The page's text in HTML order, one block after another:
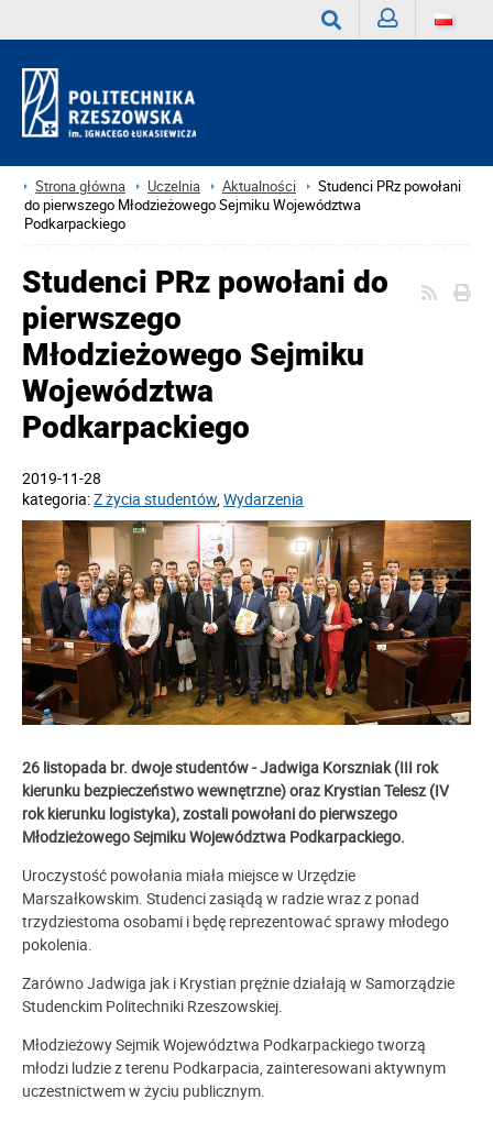
Strona główna Uczelnia Aktualności
Studenci PRz powołani
do pierwszego Młodzieżowego Sejmiku Województwa
Podkarpackiego
Studenci PRz powołani do
pierwszego
Młodzieżowego Sejmiku
Województwa
Podkarpackiego
2019-11-28
kategoria:Z życia studentów,Wydarzenia
26 listopada br. dwoje studentów - Jadwiga Korszniak (III rok
kierunku bezpieczeństwo wewnętrzne) oraz Krystian Telesz (IV
rok kierunku logistyka), zostali powołani do pierwszego
Młodzieżowego Sejmiku Województwa Podkarpackiego.
Uroczystość powołania miała miejsce w Urzędzie
Marszałkowskim. Studenci zasiądą w radziewraz z ponad
trzydziestoma osobami i będę reprezentować sprawy młodego
pokolenia.
Zarówno Jadwiga jak i Krystian prężnie działają w Samorządzie
Studenckim Politechniki Rzeszowskiej.
Młodzieżowy Sejmik Województwa Podkarpackiego tworzą
młodzi ludzie z terenu Podkarpacia, zainteresowani aktywnym
uczestnictwem w życiu publicznym.